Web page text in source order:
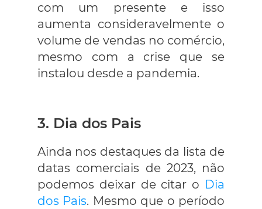
com um presente e isso
aumenta consideravelmente o
volume de vendas no comércio,
mesmo com a crise que se
instalou desde a pandemia.
3. Dia dos Pais
Ainda nos destaques da lista de
datas comerciais de 2023, não
podemos deixar de citar o Dia
dos Pais. Mesmo que o período